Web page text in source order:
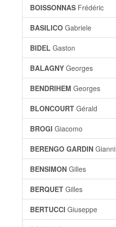
BOISSONNAS Frédéric
BASILICO Gabriele
BIDEL Gaston
BALAGNY Georges
BENDRIHEM Georges
BLONCOURT Gérald
BROGI Giacomo
BERENGO GARDIN Gianni
BENSIMON Gilles
BERQUET Gilles
BERTUCCI Giuseppe